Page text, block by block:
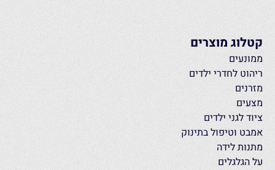
קטלוג מוצרים
ממונעים
ריהוט לחדרי ילדים
מזרנים
מצעים
ציוד לגני ילדים
אמבט וטיפול בתינוק
מתנות לידה
על הגלגלים